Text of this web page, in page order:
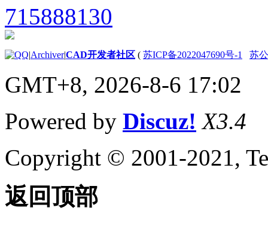
|Archiver|CAD开发者社区 ( 苏ICP备2022047690号-1 苏
GMT+8, 2026-8-6 17:02
Powered by Discuz! X3.4
Copyright © 2001-2021,
返回顶部